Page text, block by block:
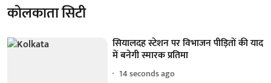
कोलकाता सिटी
सियालदह स्टेशन पर विभाजन पीड़ितों की याद
में बनेगी स्मारक प्रतिमा
14 seconds ago